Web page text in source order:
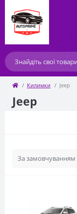
Килимки Jeep
Jeep